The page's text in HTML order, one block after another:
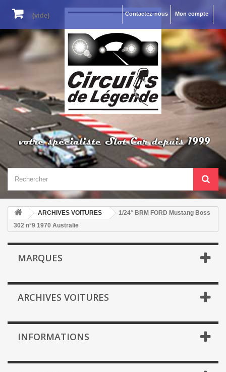
Mon compte
Contactez-nous
(vide)
ARCHIVES VOITURES
1/24° BRM FORD Mustang Boss
302 n°9 1970 Australie
MARQUES
ARCHIVES VOITURES
INFORMATIONS